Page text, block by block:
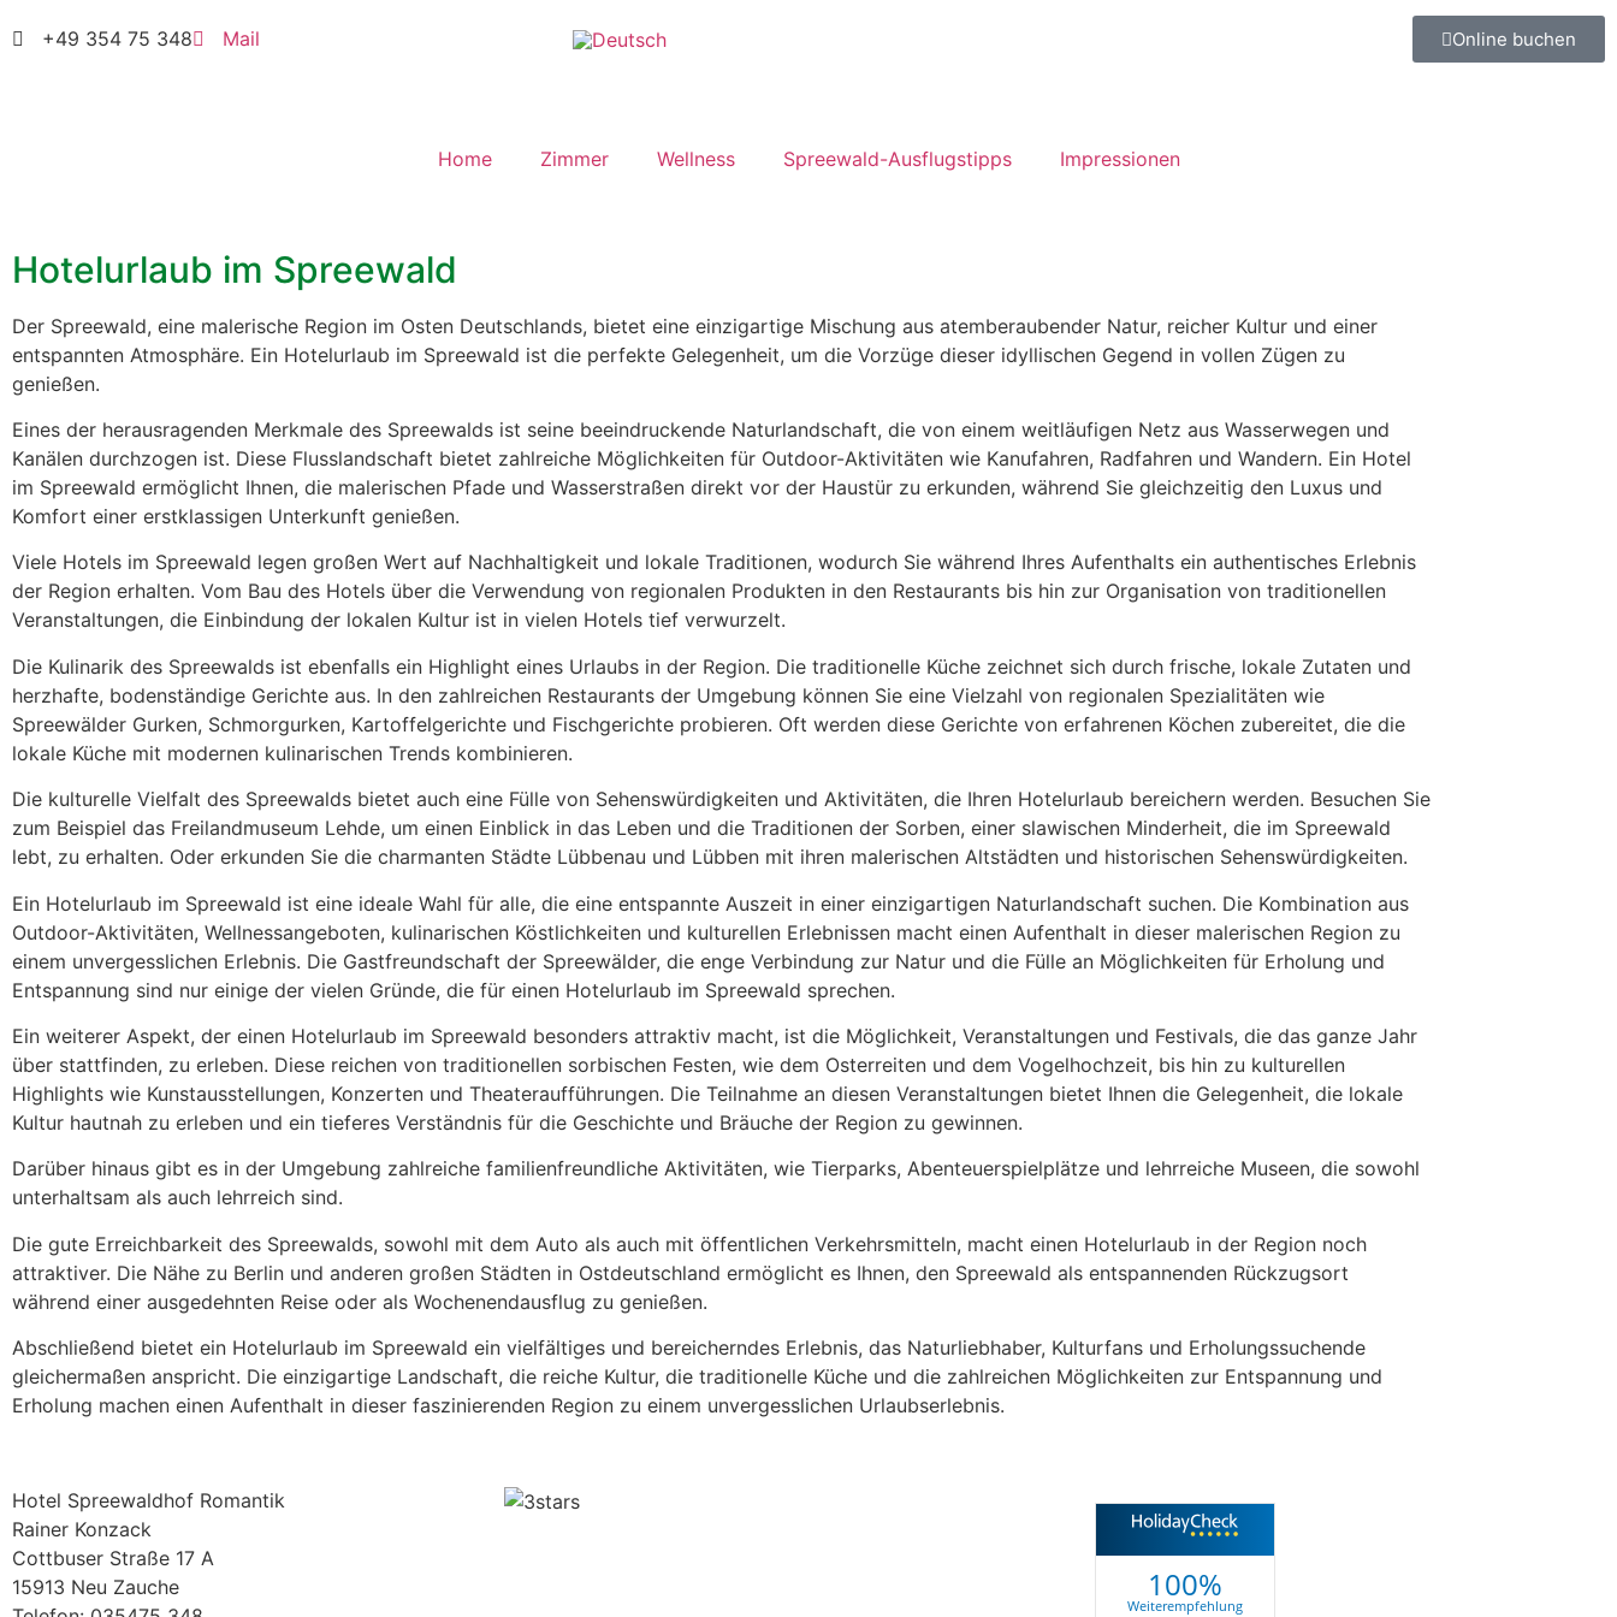
+49 354 75 348 Mail Online buchen
Home Zimmer Wellness Spreewald-Ausflugstipps Impressionen
Hotelurlaub im Spreewald
Der Spreewald, eine malerische Region im Osten Deutschlands, bietet eine einzigartige Mischung aus atemberaubender Natur, reicher Kultur und einer
entspannten Atmosphäre. Ein Hotelurlaub im Spreewald ist die perfekte Gelegenheit, um die Vorzüge dieser idyllischen Gegend in vollen Zügen zu
genießen.
Eines der herausragenden Merkmale des Spreewalds ist seine beeindruckende Naturlandschaft, die von einem weitläufigen Netz aus Wasserwegen und
Kanälen durchzogen ist. Diese Flusslandschaft bietet zahlreiche Möglichkeiten für Outdoor-Aktivitäten wie Kanufahren, Radfahren und Wandern. Ein Hotel
im Spreewald ermöglicht Ihnen, die malerischen Pfade und Wasserstraßen direkt vor der Haustür zu erkunden, während Sie gleichzeitig den Luxus und
Komfort einer erstklassigen Unterkunft genießen.
Viele Hotels im Spreewald legen großen Wert auf Nachhaltigkeit und lokale Traditionen, wodurch Sie während Ihres Aufenthalts ein authentisches Erlebnis
der Region erhalten. Vom Bau des Hotels über die Verwendung von regionalen Produkten in den Restaurants bis hin zur Organisation von traditionellen
Veranstaltungen, die Einbindung der lokalen Kultur ist in vielen Hotels tief verwurzelt.
Die Kulinarik des Spreewalds ist ebenfalls ein Highlight eines Urlaubs in der Region. Die traditionelle Küche zeichnet sich durch frische, lokale Zutaten und
herzhafte, bodenständige Gerichte aus. In den zahlreichen Restaurants der Umgebung können Sie eine Vielzahl von regionalen Spezialitäten wie
Spreewälder Gurken, Schmorgurken, Kartoffelgerichte und Fischgerichte probieren. Oft werden diese Gerichte von erfahrenen Köchen zubereitet, die die
lokale Küche mit modernen kulinarischen Trends kombinieren.
Die kulturelle Vielfalt des Spreewalds bietet auch eine Fülle von Sehenswürdigkeiten und Aktivitäten, die Ihren Hotelurlaub bereichern werden. Besuchen Sie
zum Beispiel das Freilandmuseum Lehde, um einen Einblick in das Leben und die Traditionen der Sorben, einer slawischen Minderheit, die im Spreewald
lebt, zu erhalten. Oder erkunden Sie die charmanten Städte Lübbenau und Lübben mit ihren malerischen Altstädten und historischen Sehenswürdigkeiten.
Ein Hotelurlaub im Spreewald ist eine ideale Wahl für alle, die eine entspannte Auszeit in einer einzigartigen Naturlandschaft suchen. Die Kombination aus
Outdoor-Aktivitäten, Wellnessangeboten, kulinarischen Köstlichkeiten und kulturellen Erlebnissen macht einen Aufenthalt in dieser malerischen Region zu
einem unvergesslichen Erlebnis. Die Gastfreundschaft der Spreewälder, die enge Verbindung zur Natur und die Fülle an Möglichkeiten für Erholung und
Entspannung sind nur einige der vielen Gründe, die für einen Hotelurlaub im Spreewald sprechen.
Ein weiterer Aspekt, der einen Hotelurlaub im Spreewald besonders attraktiv macht, ist die Möglichkeit, Veranstaltungen und Festivals, die das ganze Jahr
über stattfinden, zu erleben. Diese reichen von traditionellen sorbischen Festen, wie dem Osterreiten und dem Vogelhochzeit, bis hin zu kulturellen
Highlights wie Kunstausstellungen, Konzerten und Theateraufführungen. Die Teilnahme an diesen Veranstaltungen bietet Ihnen die Gelegenheit, die lokale
Kultur hautnah zu erleben und ein tieferes Verständnis für die Geschichte und Bräuche der Region zu gewinnen.
Darüber hinaus gibt es in der Umgebung zahlreiche familienfreundliche Aktivitäten, wie Tierparks, Abenteuerspielplätze und lehrreiche Museen, die sowohl
unterhaltsam als auch lehrreich sind.
Die gute Erreichbarkeit des Spreewalds, sowohl mit dem Auto als auch mit öffentlichen Verkehrsmitteln, macht einen Hotelurlaub in der Region noch
attraktiver. Die Nähe zu Berlin und anderen großen Städten in Ostdeutschland ermöglicht es Ihnen, den Spreewald als entspannenden Rückzugsort
während einer ausgedehnten Reise oder als Wochenendausflug zu genießen.
Abschließend bietet ein Hotelurlaub im Spreewald ein vielfältiges und bereicherndes Erlebnis, das Naturliebhaber, Kulturfans und Erholungssuchende
gleichermaßen anspricht. Die einzigartige Landschaft, die reiche Kultur, die traditionelle Küche und die zahlreichen Möglichkeiten zur Entspannung und
Erholung machen einen Aufenthalt in dieser faszinierenden Region zu einem unvergesslichen Urlaubserlebnis.
Hotel Spreewaldhof Romantik
Rainer Konzack
Cottbuser Straße 17 A
15913 Neu Zauche
100%
Weiterempfehlung